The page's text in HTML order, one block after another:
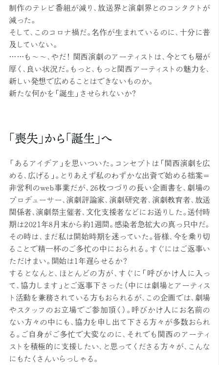
制作のテレビ番組が減り、放送界と演劇界とのコンタクトが
減った。
そして、このコロナ禍だ。名作が生まれているのに、十分に普
及していない。
……も～～、やだ！ 関西演劇のアーティストは、今とても層が
厚く、良い状況だ。もっと、もっと関西アーティストの魅力を、
新しい発想で広めることはできないものか。
新たな何かを「誕生」させられないか？
「喪失」から「誕生」へ
「あるアイデア」を思いついた。コンセプトは「関西演劇を広
める、広げる」。とりあえず私のわずかな出資で始める拙案＝
非営利のweb事業だが、26枚つづりの長い企画書を、劇場の
プロデューサー、演劇評論家、演劇研究者、演劇教育者、放送
関係者、演劇祭主催者、文化支援者などにお送りした。送付時
期は2021年8月末から約1週間。感染者急拡大の真っ只中だ。
その時は、まだ私は開始時期を迷っていた。皆様、今を乗り切
ることで精一杯のご多忙の中におられる。すぐにはご返事い
ただけまい。開始は1年遅らせるか？
するとなんと、ほとんどの方が、すぐに「呼びかけ人に入っ
て、協力します」とご返事下さった（中には劇場とアーティス
ト活動を兼務されている方もおられるが、この企画では、劇場
やスタッフのお立場でご参加頂く）。呼びかけ人にお名前の
ない方々の中にも、協力を申し出て下さる方々が多数おられ
る。ご自身がご多忙で大変なのに、それでも関西のアーティ
ストを積極的に支援したい、と思ってくださる方々が、こんな
にもたくさんいらっしゃる。